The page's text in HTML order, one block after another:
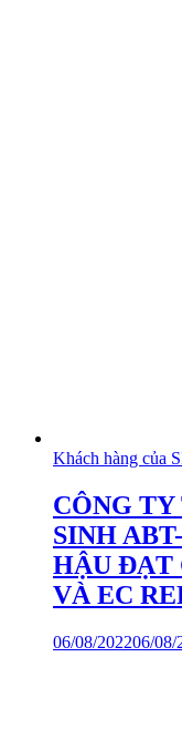
Khách hàng của
CÔNG
SINH
HẬU ĐẠT
VÀ EC
06/08/202206/08/